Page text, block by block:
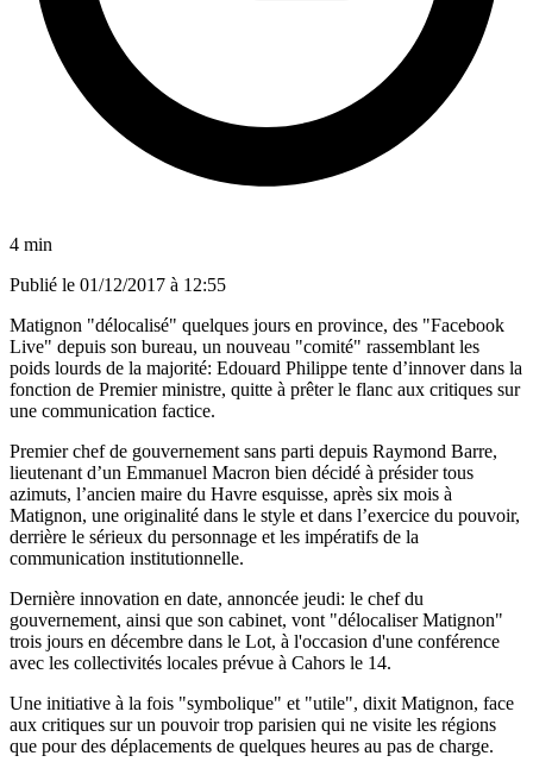
4 min
Publié le 01/12/2017 à 12:55
Matignon "délocalisé" quelques jours en province, des "Facebook
Live" depuis son bureau, un nouveau "comité" rassemblant les
poids lourds de la majorité: Edouard Philippe tente d’innover dans la
fonction de Premier ministre, quitte à prêter le flanc aux critiques sur
une communication factice.
Premier chef de gouvernement sans parti depuis Raymond Barre,
lieutenant d’un Emmanuel Macron bien décidé à présider tous
azimuts, l’ancien maire du Havre esquisse, après six mois à
Matignon, une originalité dans le style et dans l’exercice du pouvoir,
derrière le sérieux du personnage et les impératifs de la
communication institutionnelle.
Dernière innovation en date, annoncée jeudi: le chef du
gouvernement, ainsi que son cabinet, vont "délocaliser Matignon"
trois jours en décembre dans le Lot, à l'occasion d'une conférence
avec les collectivités locales prévue à Cahors le 14.
Une initiative à la fois "symbolique" et "utile", dixit Matignon, face
aux critiques sur un pouvoir trop parisien qui ne visite les régions
que pour des déplacements de quelques heures au pas de charge.